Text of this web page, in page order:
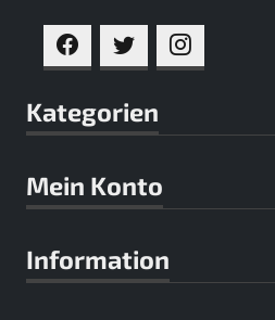
Kategorien
Mein Konto
Information
FACEBOOKTWITTERINSTAGRAM